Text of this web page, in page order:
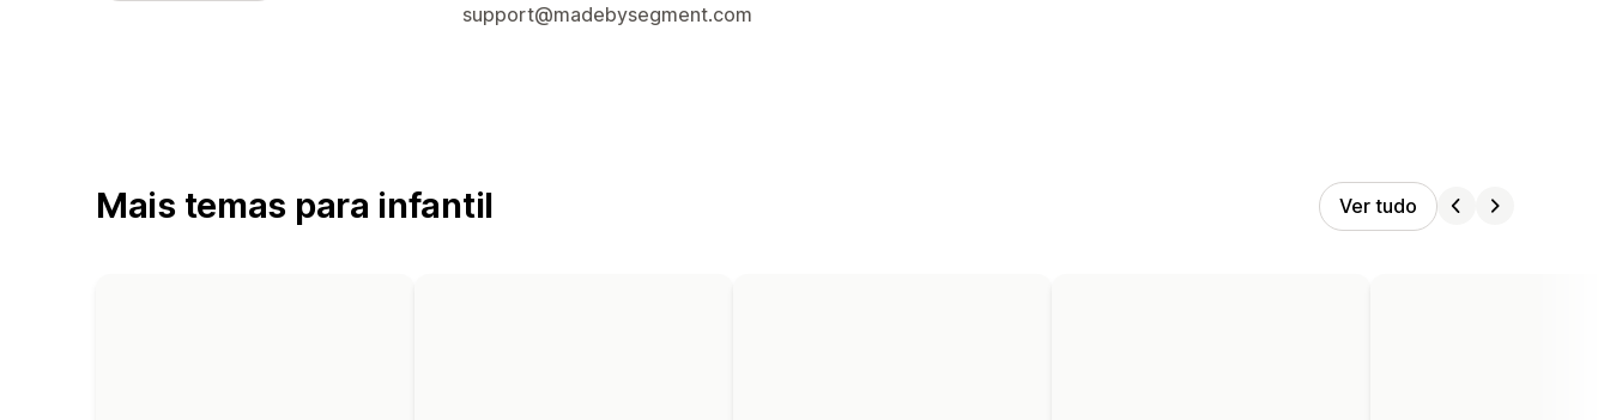
support@madebysegment.com
Mais temas para infantil Ver tudo